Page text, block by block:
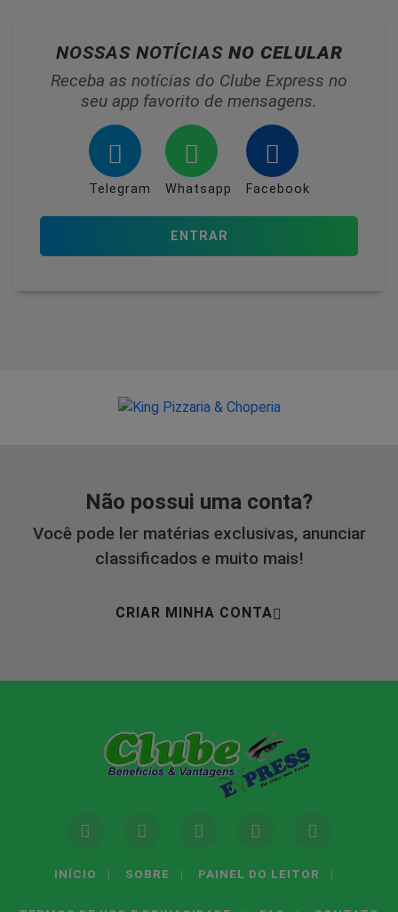
NOSSAS NOTÍCIAS NO CELULAR
Receba as notícias do Clube Express no
seu app favorito de mensagens.
Telegram Whatsapp Facebook
ENTRAR
Não possui uma conta?
Você pode ler matérias exclusivas, anunciar
classificados e muito mais!
CRIAR MINHA CONTA
INÍCIO | SOBRE | PAINEL DO LEITOR |